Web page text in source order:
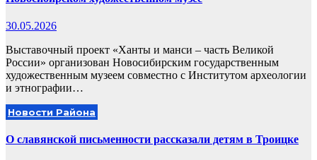
30.05.2026
Выставочный проект «Ханты и манси – часть Великой
России» организован Новосибирским государственным
художественным музеем совместно с Институтом археологии
и этнографии…
Новости Района
О славянской письменности рассказали детям в Троицке